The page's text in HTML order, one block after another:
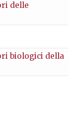
delle
biologici della